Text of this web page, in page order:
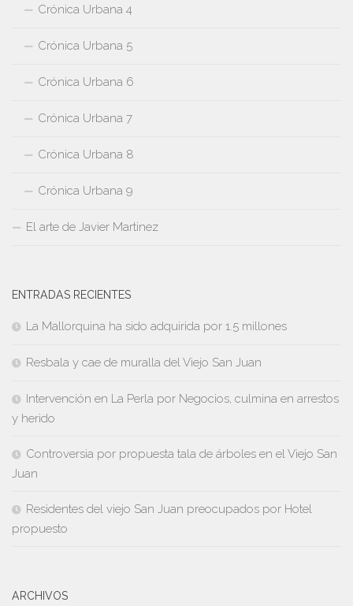
Crónica Urbana 4
Crónica Urbana 5
Crónica Urbana 6
Crónica Urbana 7
Crónica Urbana 8
Crónica Urbana 9
El arte de Javier Martinez
ENTRADAS RECIENTES
La Mallorquina ha sido adquirida por 1.5 millones
Resbala y cae de muralla del Viejo San Juan
Intervención en La Perla por Negocios, culmina en arrestos
y herido
Controversia por propuesta tala de árboles en el Viejo San
Juan
Residentes del viejo San Juan preocupados por Hotel
propuesto
ARCHIVOS